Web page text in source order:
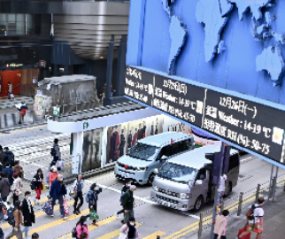
算交易 結算周期由數日縮減至分鐘計算
網友調侃是「新蒲崗老鼠樂園」
金比率收窄 太古廣場明年轉正